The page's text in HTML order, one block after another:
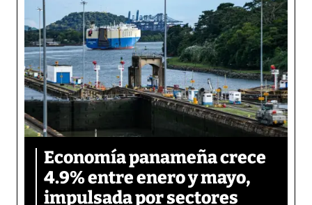
Economía panameña crece
4.9% entre enero y mayo,
impulsada por sectores